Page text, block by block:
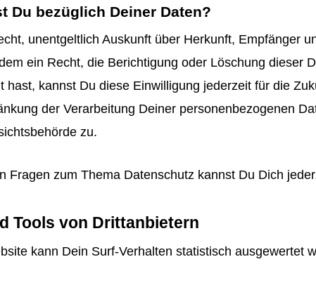
Du bezüglich Deiner Daten?
unentgeltlich Auskunft über Herkunft, Empfänger
ein Recht, die Berichtigung oder Löschung dieser
hast, kannst Du diese Einwilligung jederzeit für die
der Verarbeitung Deiner personenbezogenen
zu.
Fragen zum Thema Datenschutz kannst Du Dich
Tools von Drittanbietern
kann Dein Surf-Verhalten statistisch ausgewertet